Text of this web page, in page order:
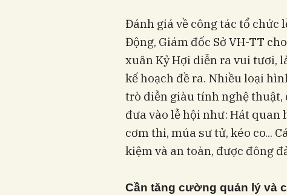
Đánh giá về công tác tổ chức
Động, Giám đốc Sở VH-TT
xuân Kỷ Hợi diễn ra vui tươi,
kế hoạch đề ra. Nhiều loại
trò diễn giàu tính nghệ
đưa vào lễ hội như: Hát quan
cơm thi, múa sư tử, kéo co...
kiệm và an toàn, được đông
Cần tăng cường quản lý và